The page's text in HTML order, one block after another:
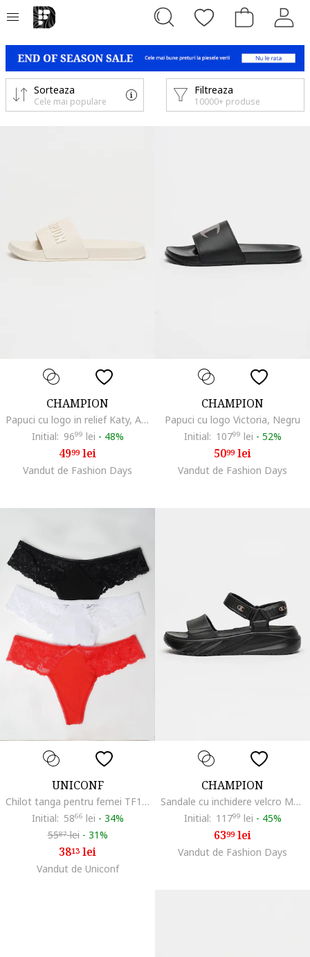
Filtreaza
10000+ produse
Sorteaza
Cele mai populare
CHAMPION
Papuci cu logo in relief Katy, Alb fildes
Initial: 9699 lei - 48%
4999lei
Vandut de Fashion Days
CHAMPION
Papuci cu logo Victoria, Negru
Initial: 10799 lei - 52%
5099lei
Vandut de Fashion Days
UNICONF
Chilot tanga pentru femei TF11, Multicolor
Initial: 5866 lei - 34%
5587lei - 31%
3813lei
Vandut de Uniconf
CHAMPION
Sandale cu inchidere velcro Moon, Negru carbon
Initial: 11799 lei - 45%
6399lei
Vandut de Fashion Days